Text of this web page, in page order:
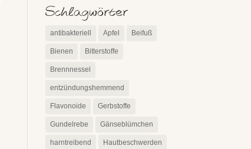
Schlagwörter
antibakteriell Apfel Beifuß
Bienen Bitterstoffe
Brennnessel
entzündungshemmend
Flavonoide Gerbstoffe
Gundelrebe Gänseblümchen
harntreibend Hautbeschwerden